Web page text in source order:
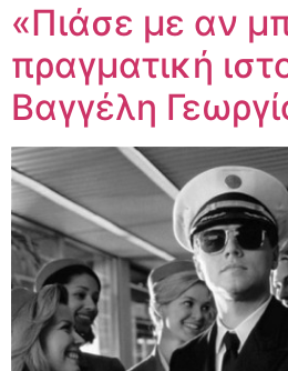
«Πιάσε με αν
πραγματική
Βαγγέλη